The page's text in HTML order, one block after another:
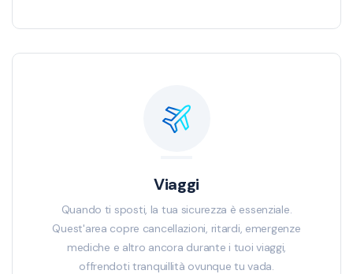
Viaggi
Quando ti sposti, la tua sicurezza è essenziale.
Quest'area copre cancellazioni, ritardi, emergenze
mediche e altro ancora durante i tuoi viaggi,
offrendoti tranquillità ovunque tu vada.